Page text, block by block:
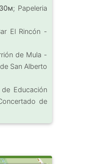
; Papeleria
El Rincón -
de Mula -
San Alberto
Educación
de